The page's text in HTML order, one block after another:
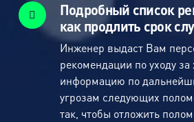
Подробный список
как продлить срок
Инженер выдаст Вам
рекомендации по уходу
информацию по
угрозам следующих
так, чтобы отложить